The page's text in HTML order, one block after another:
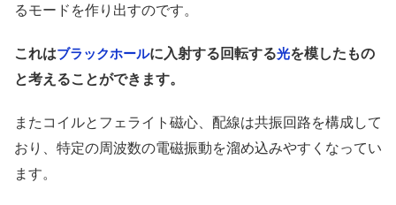
るモードを作り出すのです。
これはブラックホールに入射する回転する光を模したもの
と考えることができます。
またコイルとフェライト磁心、配線は共振回路を構成して
おり、特定の周波数の電磁振動を溜め込みやすくなってい
ます。